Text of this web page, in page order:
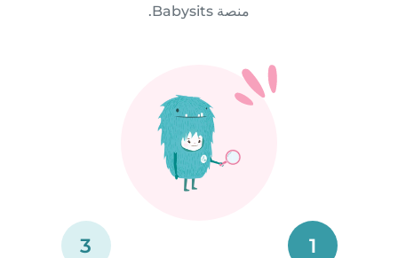
منصة Babysits.
1
3